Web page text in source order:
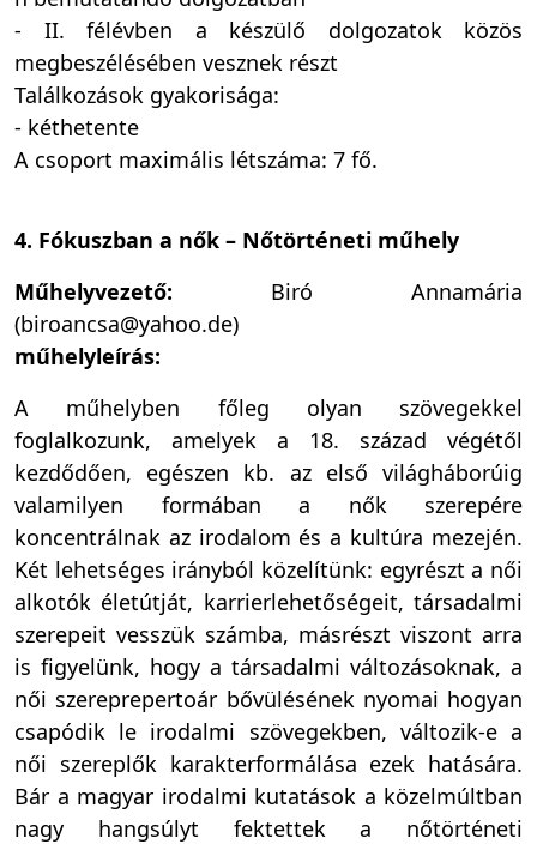
- II. félévben a készülő dolgozatok közös
megbeszélésében vesznek részt
Találkozások gyakorisága:
- kéthetente
A csoport maximális létszáma: 7 fő.
4. Fókuszban a nők – Nőtörténeti műhely
Műhelyvezető: Biró Annamária
(biroancsa@yahoo.de)
műhelyleírás:
A műhelyben főleg olyan szövegekkel
foglalkozunk, amelyek a 18. század végétől
kezdődően, egészen kb. az első világháborúig
valamilyen formában a nők szerepére
koncentrálnak az irodalom és a kultúra mezején.
Két lehetséges irányból közelítünk: egyrészt a női
alkotók életútját, karrierlehetőségeit, társadalmi
szerepeit vesszük számba, másrészt viszont arra
is figyelünk, hogy a társadalmi változásoknak, a
női szereprepertoár bővülésének nyomai hogyan
csapódik le irodalmi szövegekben, változik-e a
női szereplők karakterformálása ezek hatására.
Bár a magyar irodalmi kutatások a közelmúltban
nagy hangsúlyt fektettek a nőtörténeti